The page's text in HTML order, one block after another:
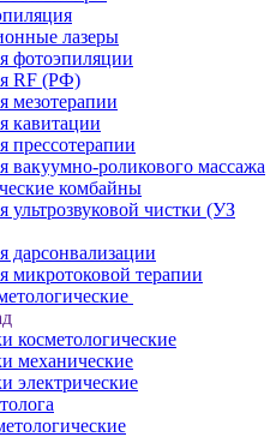
лазеры
фотоэпиляции
RF (РФ)
мезотерапии
кавитации
прессотерапии
вакуумно-роликового массажа
комбайны
ультрозвуковой чистки (УЗ
дарсонвализации
микротоковой терапии
косметологические
механические
электрические